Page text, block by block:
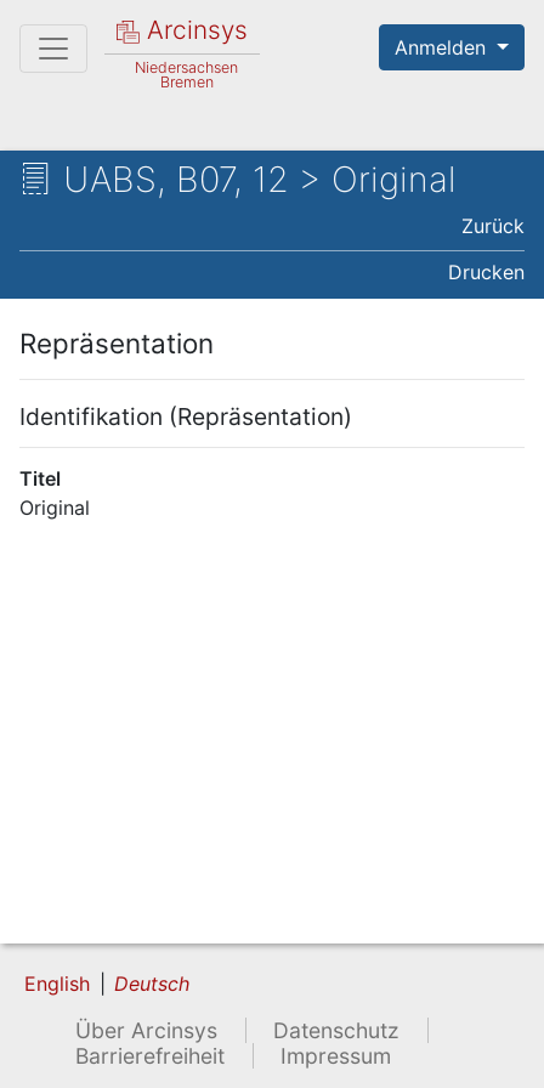
Arcinsys
Niedersachsen
Bremen
Anmelden
UABS, B07, 12 > Original
Zurück
Drucken
Repräsentation
Identifikation (Repräsentation)
Titel
Original
English Deutsch
Über Arcinsys
Datenschutz
Barrierefreiheit
Impressum